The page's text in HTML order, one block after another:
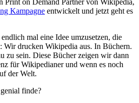
Print on Demand Partner von Wikipedia,
Kampagne entwickelt und jetzt geht es
mal eine Idee umzusetzen, die
Wir drucken Wikipedia aus. In Büchern.
zu sein. Diese Bücher zeigen wir dann
für Wikipedianer und wenn es noch
der Welt.
finde?